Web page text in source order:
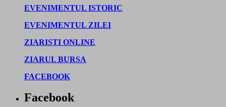
EVENIMENTUL ISTORIC
EVENIMENTUL ZILEI
ZIARISTI ONLINE
ZIARUL BURSA
FACEBOOK
Facebook